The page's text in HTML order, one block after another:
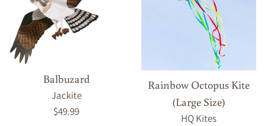
Balbuzard
Jackite
Prix
$49.99
Rainbow Octopus Kite
(Large Size)
HQ Kites